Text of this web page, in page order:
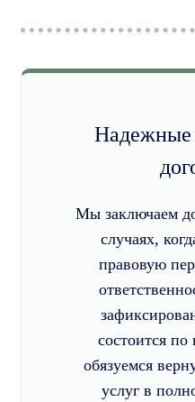
Надежные
Мы заключаем
случаях,
правовую
состоится
обязуемся
услуг в